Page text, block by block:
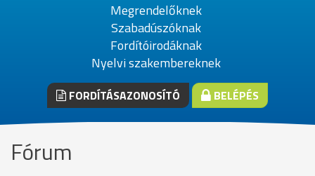
Megrendelőknek
Szabadúszóknak
Fordítóirodáknak
Nyelvi szakembereknek
FORDÍTÁSAZONOSÍTÓ BELÉPÉS
Fórum